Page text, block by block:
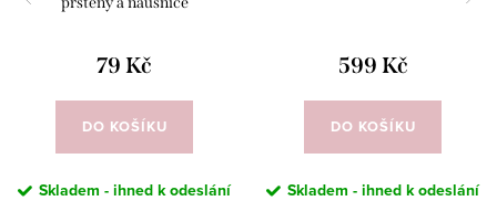
79 Kč
DO KOŠÍKU
Skladem - ihned k odeslání
599 Kč
DO KOŠÍKU
Skladem - ihned k odeslání